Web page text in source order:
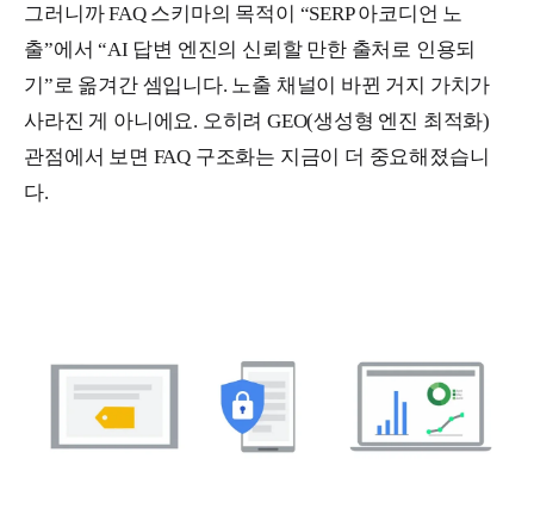
그러니까 FAQ 스키마의 목적이 “SERP 아코디언 노
출”에서 “AI 답변 엔진의 신뢰할 만한 출처로 인용되
기”로 옮겨간 셈입니다. 노출 채널이 바뀐 거지 가치가
사라진 게 아니에요. 오히려 GEO(생성형 엔진 최적화)
관점에서 보면 FAQ 구조화는 지금이 더 중요해졌습니
다.